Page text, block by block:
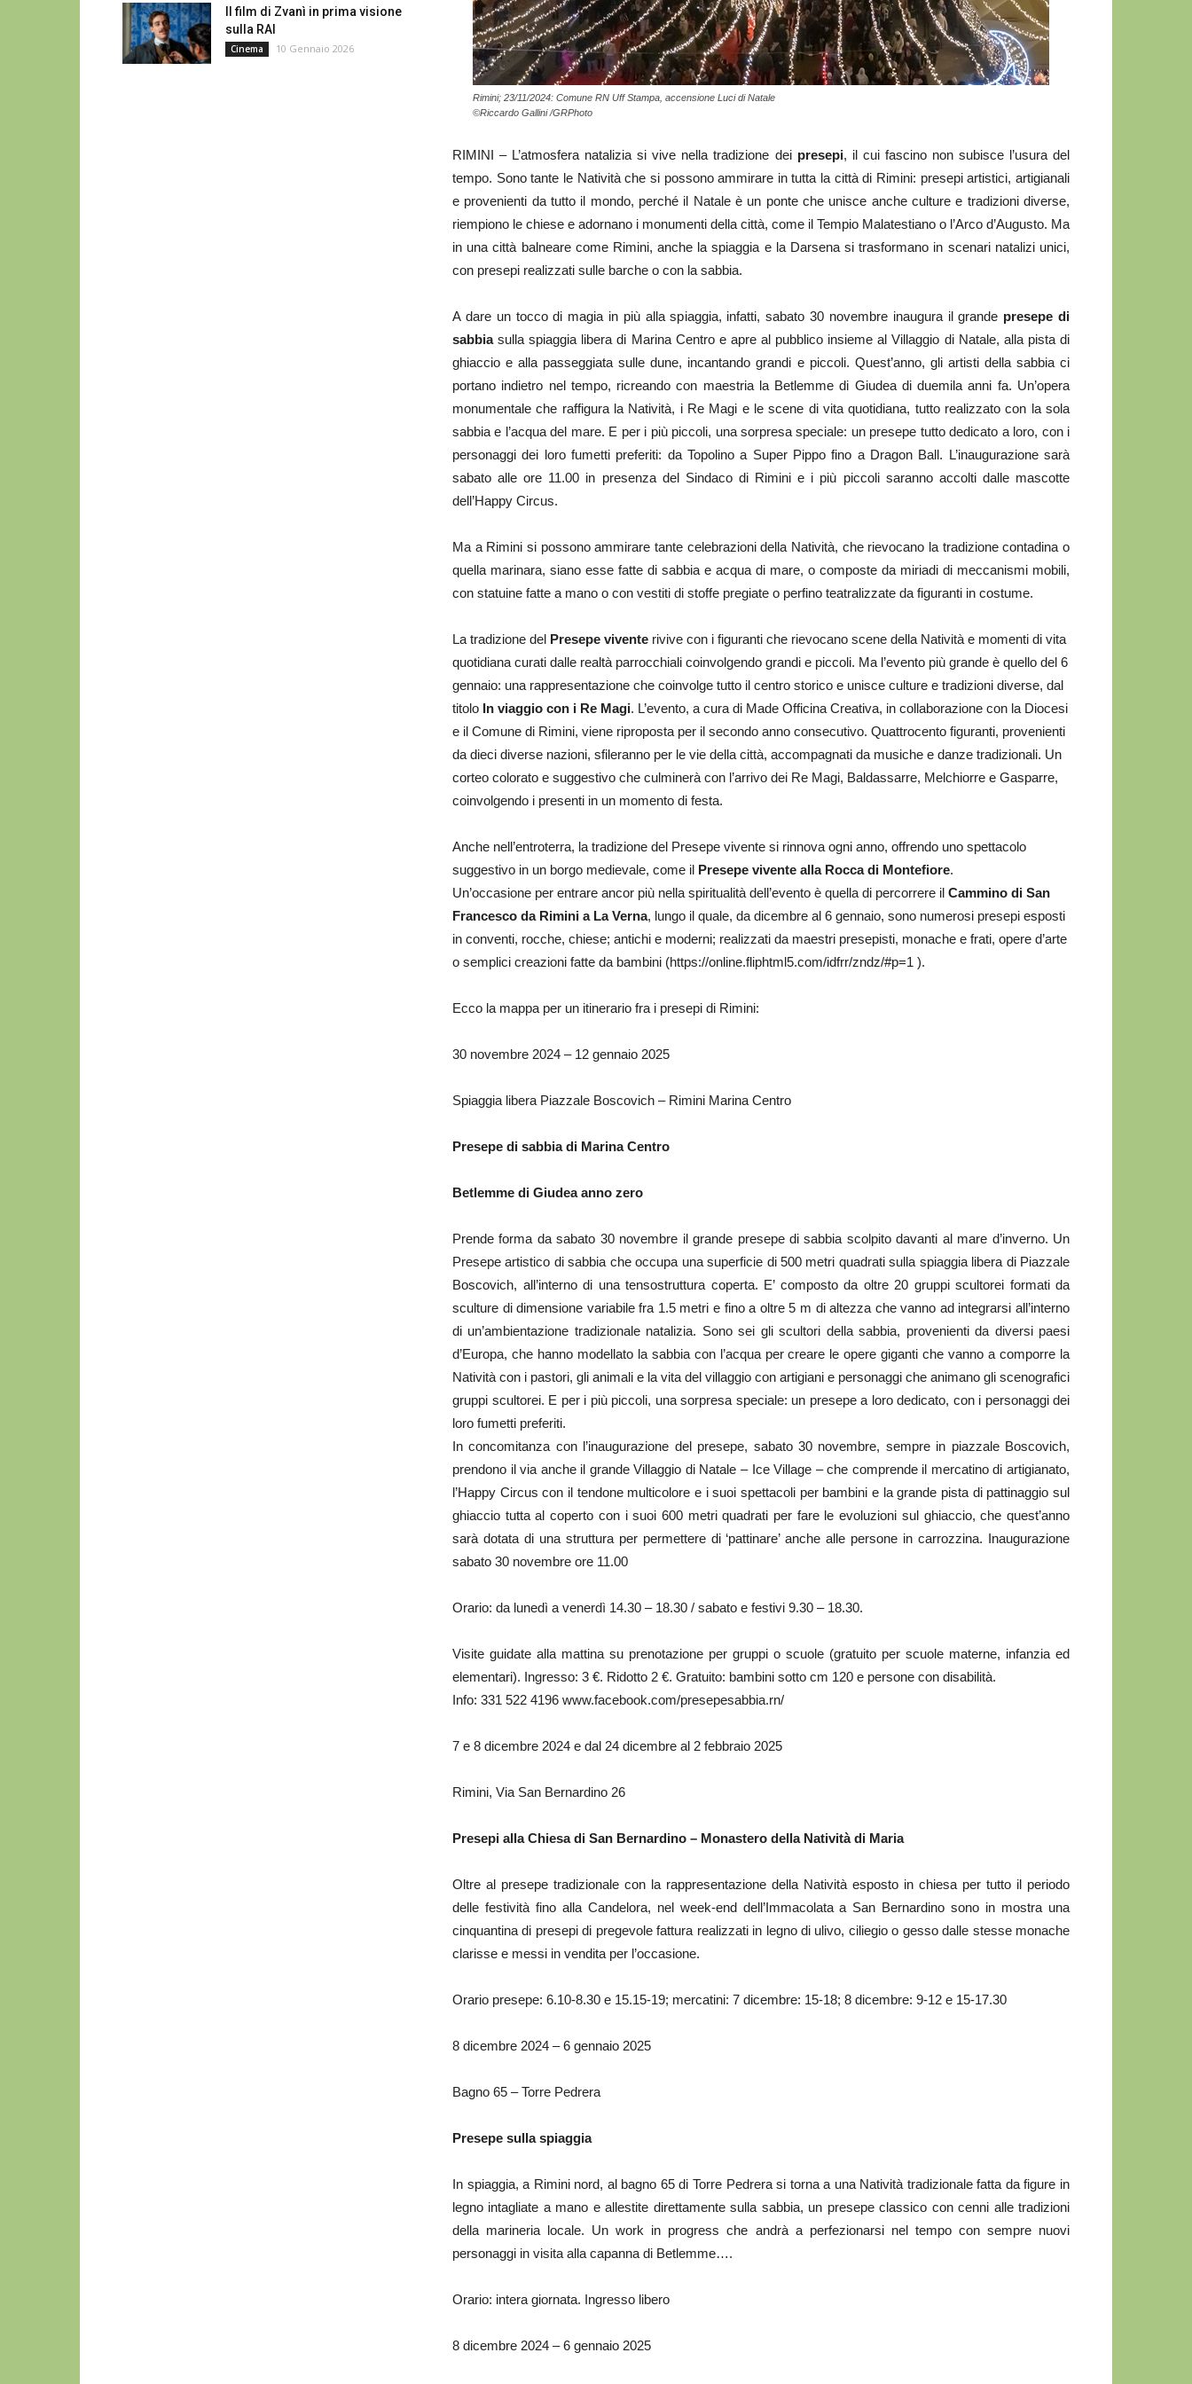
Rimini; 23/11/2024: Comune RN Uff Stampa, accensione Luci di Natale
©Riccardo Gallini /GRPhoto
RIMINI – L’atmosfera natalizia si vive nella tradizione dei presepi, il cui fascino non subisce l’usura del
tempo. Sono tante le Natività che si possono ammirare in tutta la città di Rimini: presepi artistici, artigianali
e provenienti da tutto il mondo, perché il Natale è un ponte che unisce anche culture e tradizioni diverse,
riempiono le chiese e adornano i monumenti della città, come il Tempio Malatestiano o l’Arco d’Augusto. Ma
in una città balneare come Rimini, anche la spiaggia e la Darsena si trasformano in scenari natalizi unici,
con presepi realizzati sulle barche o con la sabbia.
A dare un tocco di magia in più alla spiaggia, infatti, sabato 30 novembre inaugura il grande presepe di
sabbiasulla spiaggia libera di Marina Centro e apre al pubblico insieme al Villaggio di Natale, alla pista di
ghiaccio e alla passeggiata sulle dune, incantando grandi e piccoli. Quest’anno, gli artisti della sabbia ci
portano indietro nel tempo, ricreando con maestria la Betlemme di Giudea di duemila anni fa. Un’opera
monumentale che raffigura la Natività, i Re Magi e le scene di vita quotidiana, tutto realizzato con la sola
sabbia e l’acqua del mare. E per i più piccoli, una sorpresa speciale: un presepe tutto dedicato a loro, con i
personaggi dei loro fumetti preferiti: da Topolino a Super Pippo fino a Dragon Ball. L’inaugurazione sarà
sabato alle ore 11.00 in presenza del Sindaco di Rimini e i più piccoli saranno accolti dalle mascotte
dell’Happy Circus.
Ma a Rimini si possono ammirare tante celebrazioni della Natività, che rievocano la tradizione contadina o
quella marinara, siano esse fatte di sabbia e acqua di mare, o composte da miriadi di meccanismi mobili,
con statuine fatte a mano o con vestiti di stoffe pregiate o perfino teatralizzate da figuranti in costume.
La tradizione del Presepe vivente rivive con i figuranti che rievocano scene della Natività e momenti di vita
quotidiana curati dalle realtà parrocchiali coinvolgendo grandi e piccoli. Ma l’evento più grande è quello del 6
gennaio: una rappresentazione che coinvolge tutto il centro storico e unisce culture e tradizioni diverse, dal
titolo In viaggio con i Re Magi. L’evento, a cura di Made Officina Creativa, in collaborazione con la Diocesi
e il Comune di Rimini, viene riproposta per il secondo anno consecutivo. Quattrocento figuranti, provenienti
da dieci diverse nazioni, sfileranno per le vie della città, accompagnati da musiche e danze tradizionali. Un
corteo colorato e suggestivo che culminerà con l’arrivo dei Re Magi, Baldassarre, Melchiorre e Gasparre,
coinvolgendo i presenti in un momento di festa.
Anche nell’entroterra, la tradizione del Presepe vivente si rinnova ogni anno, offrendo uno spettacolo
suggestivo in un borgo medievale, come il Presepe vivente alla Rocca di Montefiore.
Un’occasione per entrare ancor più nella spiritualità dell’evento è quella di percorrere il Cammino di San
Francesco da Rimini a La Verna, lungo il quale, da dicembre al 6 gennaio, sono numerosi presepi esposti
in conventi, rocche, chiese; antichi e moderni; realizzati da maestri presepisti, monache e frati, opere d’arte
o semplici creazioni fatte da bambini (https://online.fliphtml5.com/idfrr/zndz/#p=1 ).
Ecco la mappa per un itinerario fra i presepi di Rimini:
30 novembre 2024 – 12 gennaio 2025
Spiaggia libera Piazzale Boscovich – Rimini Marina Centro
Presepe di sabbia di Marina Centro
Betlemme di Giudea anno zero
Prende forma da sabato 30 novembre il grande presepe di sabbia scolpito davanti al mare d’inverno. Un
Presepe artistico di sabbia che occupa una superficie di 500 metri quadrati sulla spiaggia libera di Piazzale
Boscovich, all’interno di una tensostruttura coperta. E’ composto da oltre 20 gruppi scultorei formati da
sculture di dimensione variabile fra 1.5 metri e fino a oltre 5 m di altezza che vanno ad integrarsi all’interno
di un’ambientazione tradizionale natalizia. Sono sei gli scultori della sabbia, provenienti da diversi paesi
d’Europa, che hanno modellato la sabbia con l’acqua per creare le opere giganti che vanno a comporre la
Natività con i pastori, gli animali e la vita del villaggio con artigiani e personaggi che animano gli scenografici
gruppi scultorei. E per i più piccoli, una sorpresa speciale: un presepe a loro dedicato, con i personaggi dei
loro fumetti preferiti.
In concomitanza con l’inaugurazione del presepe, sabato 30 novembre, sempre in piazzale Boscovich,
prendono il via anche il grande Villaggio di Natale – Ice Village – che comprende il mercatino di artigianato,
l’Happy Circus con il tendone multicolore e i suoi spettacoli per bambini e la grande pista di pattinaggio sul
ghiaccio tutta al coperto con i suoi 600 metri quadrati per fare le evoluzioni sul ghiaccio, che quest’anno
sarà dotata di una struttura per permettere di ‘pattinare’ anche alle persone in carrozzina. Inaugurazione
sabato 30 novembre ore 11.00
Orario: da lunedì a venerdì 14.30 – 18.30 / sabato e festivi 9.30 – 18.30.
Visite guidate alla mattina su prenotazione per gruppi o scuole (gratuito per scuole materne, infanzia ed
elementari). Ingresso: 3 €. Ridotto 2 €. Gratuito: bambini sotto cm 120 e persone con disabilità.
Info: 331 522 4196 www.facebook.com/presepesabbia.rn/
7 e 8 dicembre 2024 e dal 24 dicembre al 2 febbraio 2025
Rimini, Via San Bernardino 26
Presepi alla Chiesa di San Bernardino – Monastero della Natività di Maria
Oltre al presepe tradizionale con la rappresentazione della Natività esposto in chiesa per tutto il periodo
delle festività fino alla Candelora, nel week-end dell’Immacolata a San Bernardino sono in mostra una
cinquantina di presepi di pregevole fattura realizzati in legno di ulivo, ciliegio o gesso dalle stesse monache
clarisse e messi in vendita per l’occasione.
Orario presepe: 6.10-8.30 e 15.15-19; mercatini: 7 dicembre: 15-18; 8 dicembre: 9-12 e 15-17.30
8 dicembre 2024 – 6 gennaio 2025
Bagno 65 – Torre Pedrera
Presepe sulla spiaggia
In spiaggia, a Rimini nord, al bagno 65 di Torre Pedrera si torna a una Natività tradizionale fatta da figure in
legno intagliate a mano e allestite direttamente sulla sabbia, un presepe classico con cenni alle tradizioni
della marineria locale. Un work in progress che andrà a perfezionarsi nel tempo con sempre nuovi
personaggi in visita alla capanna di Betlemme….
Orario: intera giornata. Ingresso libero
8 dicembre 2024 – 6 gennaio 2025
Il film di Zvanì in prima visione
sulla RAI
Cinema 10 Gennaio 2026